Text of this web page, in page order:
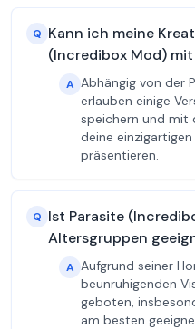
Q Kann ich meine
(Incredibox Mod)
A Abhängig von der
erlauben einige
speichern und mit
deine
präsentieren.
Q Ist Parasite
Altersgruppen
A Aufgrund seiner
beunruhigenden
geboten,
am besten